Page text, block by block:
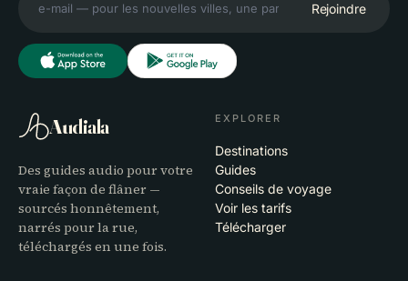
Rejoindre
Audiala
Des guides audio pour votre
vraie façon de flâner —
sourcés honnêtement,
narrés pour la rue,
téléchargés en une fois.
EXPLORER
Destinations
Guides
Conseils de voyage
Voir les tarifs
Télécharger